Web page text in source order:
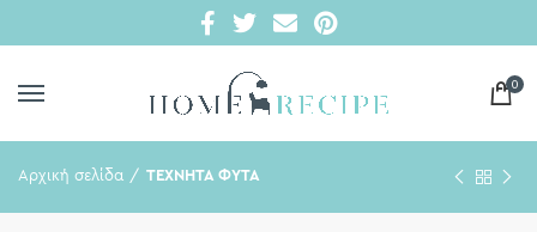
0
Αρχική σελίδα ΤΕΧΝΗΤΑ ΦΥΤΑ